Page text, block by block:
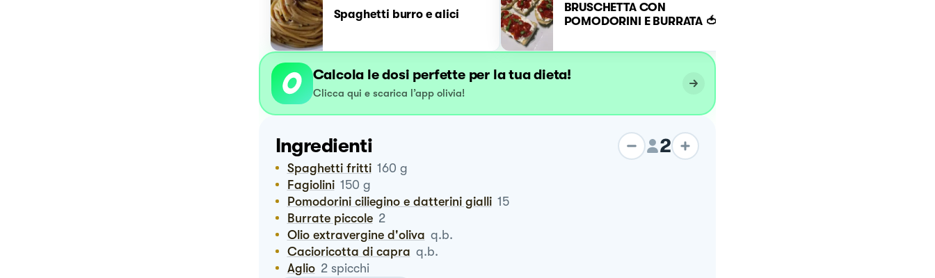
Spaghetti burro e alici
BRUSCHETTA CON
POMODORINI E BURRATA 🍅
Calcola le dosi perfette per la tua dieta!
Clicca qui e scarica l’app olivia!
Ingredienti 2
Spaghetti fritti 160 g
Fagiolini 150 g
Pomodorini ciliegino e datterini gialli 15
Burrate piccole 2
Olio extravergine d'oliva q.b.
Cacioricotta di capra q.b.
Aglio 2 spicchi